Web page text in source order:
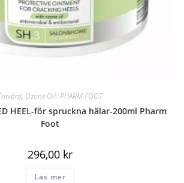
, Ozone Oil- PHARM FOOT
HEEL-för spruckna hälar-200ml Pharm
Foot
296,00 kr
Läs mer